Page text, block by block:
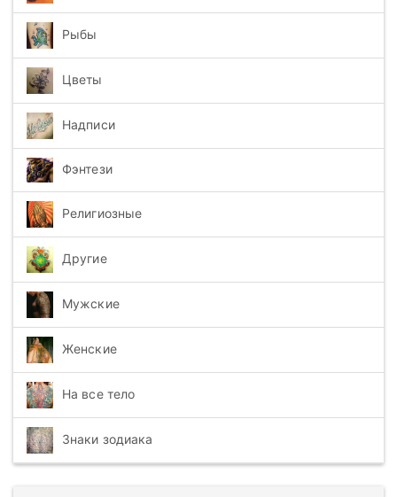
Рыбы
Цветы
Надписи
Фэнтези
Религиозные
Другие
Мужские
Женские
На все тело
Знаки зодиака